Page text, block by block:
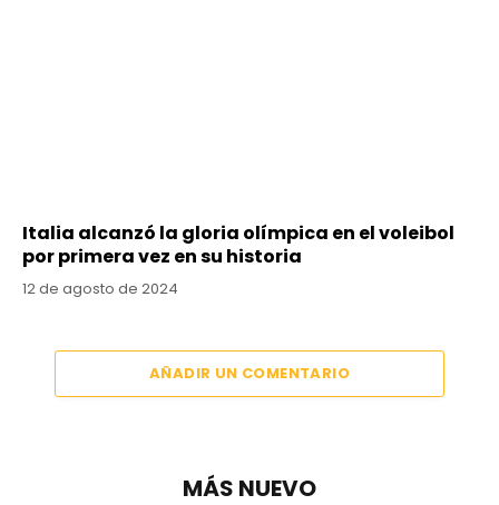
Italia alcanzó la gloria olímpica en el voleibol
por primera vez en su historia
12 de agosto de 2024
AÑADIR UN COMENTARIO
MÁS NUEVO